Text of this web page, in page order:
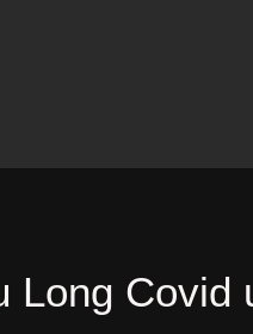
Long Covid